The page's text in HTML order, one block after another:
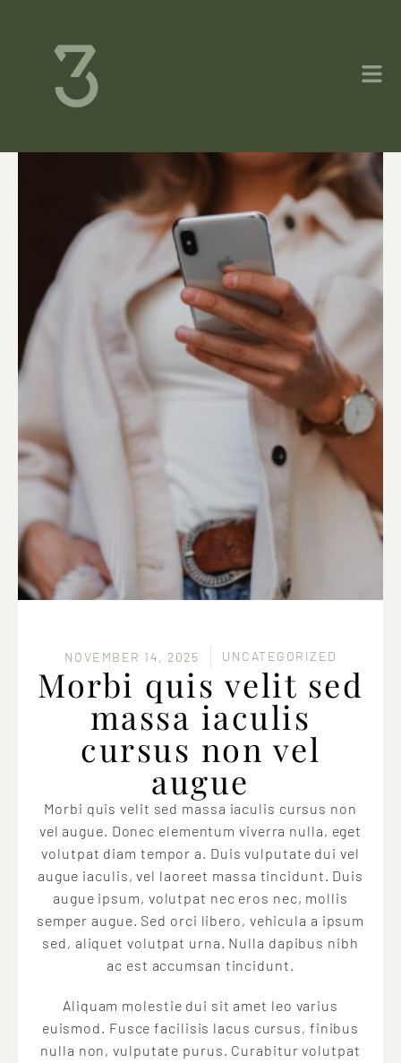
NOVEMBER 14, 2025 UNCATEGORIZED
Morbi quis velit sed
massa iaculis
cursus non vel
augue
Morbi quis velit sed massa iaculis cursus non
vel augue. Donec elementum viverra nulla, eget
volutpat diam tempor a. Duis vulputate dui vel
augue iaculis, vel laoreet massa tincidunt. Duis
augue ipsum, volutpat nec eros nec, mollis
semper augue. Sed orci libero, vehicula a ipsum
sed, aliquet volutpat urna. Nulla dapibus nibh
ac est accumsan tincidunt.
Aliquam molestie dui sit amet leo varius
euismod. Fusce facilisis lacus cursus, finibus
nulla non, vulputate purus. Curabitur volutpat